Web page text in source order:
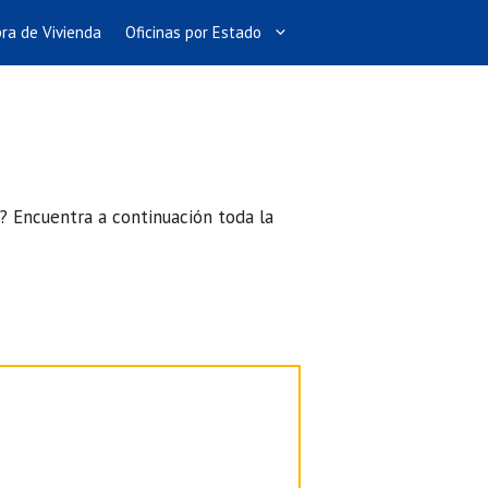
de Vivienda Oficinas por Estado
Encuentra a continuación toda la